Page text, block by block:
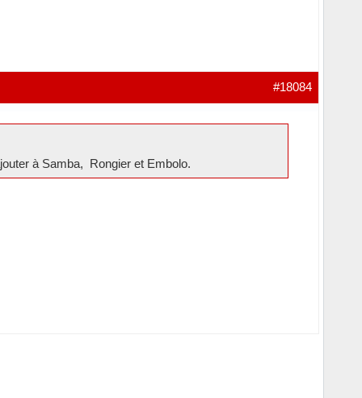
#18084
à Samba, Rongier et Embolo.